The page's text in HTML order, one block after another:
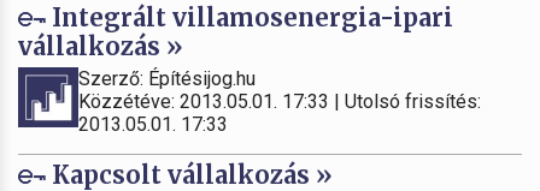
Integrált villamosenergia-ipari
vállalkozás »
Szerző: Építésijog.hu
Közzétéve: 2013.05.01. 17:33 | Utolsó frissítés:
2013.05.01. 17:33
Kapcsolt vállalkozás »